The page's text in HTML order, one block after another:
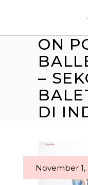
ON
–
DI
November 1,